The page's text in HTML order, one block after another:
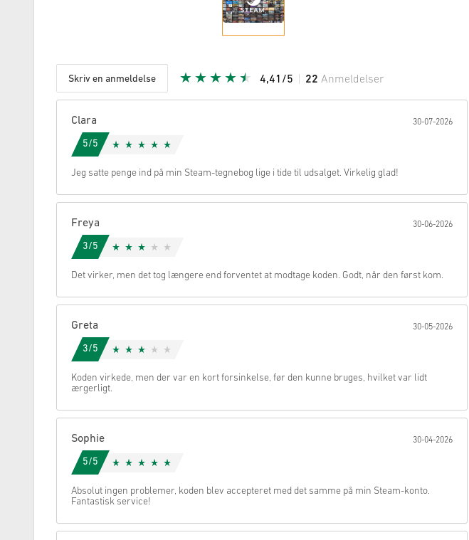
Skriv en anmeldelse 4,41/5 22 Anmeldelser
Annullere
Clara 30-07-2026
5/5
Jeg satte penge ind på min Steam-tegnebog lige i tide til udsalget. Virkelig glad!
Freya 30-06-2026
3/5
Det virker, men det tog længere end forventet at modtage koden. Godt, når den først kom.
Greta 30-05-2026
3/5
Koden virkede, men der var en kort forsinkelse, før den kunne bruges, hvilket var lidt
ærgerligt.
Sophie 30-04-2026
5/5
Absolut ingen problemer, koden blev accepteret med det samme på min Steam-konto.
Fantastisk service!